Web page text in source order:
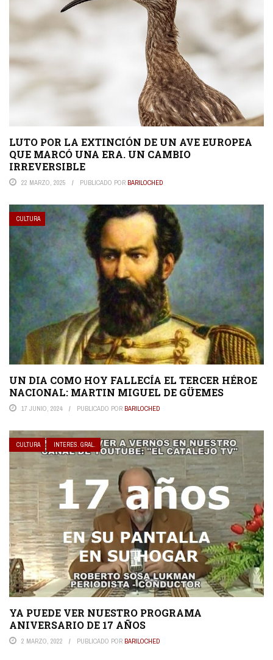
LUTO POR LA EXTINCIÓN DE UN AVE EUROPEA
QUE MARCÓ UNA ERA. UN CAMBIO
IRREVERSIBLE
22 MARZO, 2025 PUBLICADO POR BARILOCHED
CULTURA
UN DIA COMO HOY FALLECÍA EL TERCER HÉROE
NACIONAL: MARTIN MIGUEL DE GÜEMES
17 JUNIO, 2024 PUBLICADO POR BARILOCHED
CULTURA INTERES. GRAL.
YA PUEDE VER NUESTRO PROGRAMA
ANIVERSARIO DE 17 AÑOS
2 MARZO, 2022 PUBLICADO POR BARILOCHED